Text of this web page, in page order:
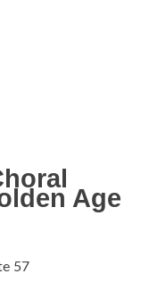
Age
57